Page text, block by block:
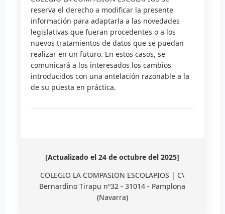
reserva el derecho a modificar la presente
información para adaptarla a las novedades
legislativas que fueran procedentes o a los
nuevos tratamientos de datos que se puedan
realizar en un futuro. En estos casos, se
comunicará a los interesados los cambios
introducidos con una antelación razonable a la
de su puesta en práctica.
[Actualizado el 24 de octubre del 2025]
COLEGIO LA COMPASION ESCOLAPIOS | C\
Bernardino Tirapu nº32 - 31014 - Pamplona
(Navarra)